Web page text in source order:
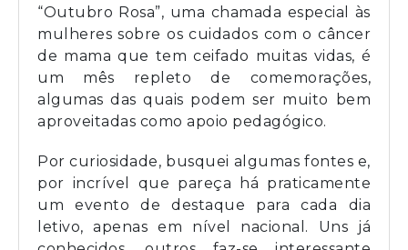
“Outubro Rosa”, uma chamada especial às
mulheres sobre os cuidados com o câncer
de mama que tem ceifado muitas vidas, é
um mês repleto de comemorações,
algumas das quais podem ser muito bem
aproveitadas como apoio pedagógico.
Por curiosidade, busquei algumas fontes e,
por incrível que pareça há praticamente
um evento de destaque para cada dia
letivo, apenas em nível nacional. Uns já